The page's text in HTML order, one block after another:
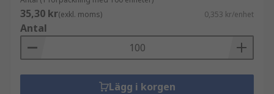
35,30 kr(exkl. moms) 0,353 kr/enhet
Antal
Lägg i korgen